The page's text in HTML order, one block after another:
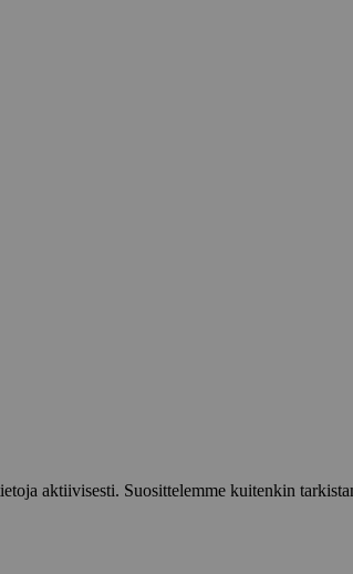
aktiivisesti. Suosittelemme kuitenkin